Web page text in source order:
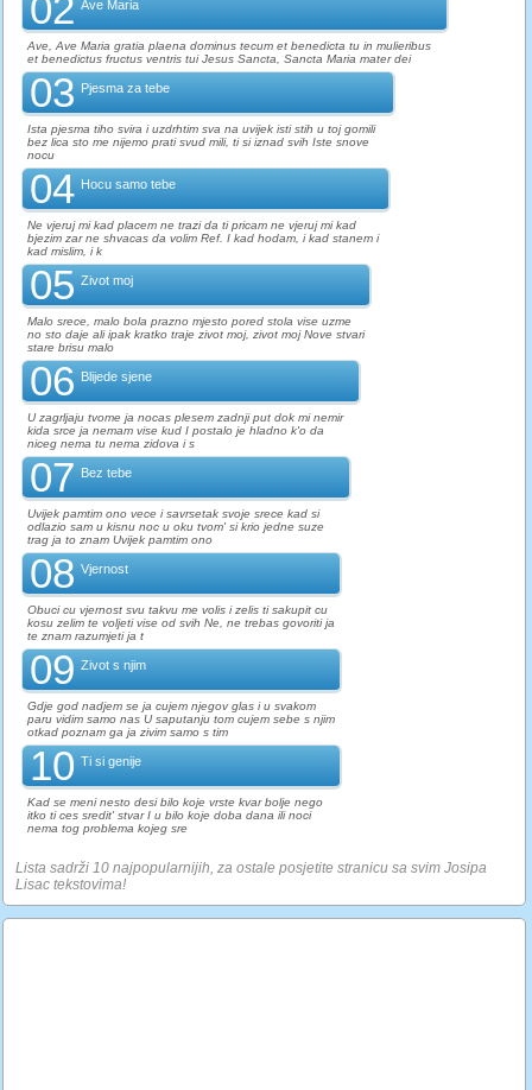
Ave Maria
Ave, Ave Maria gratia plaena dominus tecum et benedicta tu in mulieribus
et benedictus fructus ventris tui Jesus Sancta, Sancta Maria mater dei
03 Pjesma za tebe
Ista pjesma tiho svira i uzdrhtim sva na uvijek isti stih u toj gomili
bez lica sto me nijemo prati svud mili, ti si iznad svih Iste snove
nocu
04 Hocu samo tebe
Ne vjeruj mi kad placem ne trazi da ti pricam ne vjeruj mi kad
bjezim zar ne shvacas da volim Ref. I kad hodam, i kad stanem i
kad mislim, i k
05 Zivot moj
Malo srece, malo bola prazno mjesto pored stola vise uzme
no sto daje ali ipak kratko traje zivot moj, zivot moj Nove stvari
stare brisu malo
06 Blijede sjene
U zagrljaju tvome ja nocas plesem zadnji put dok mi nemir
kida srce ja nemam vise kud I postalo je hladno k'o da
niceg nema tu nema zidova i s
07 Bez tebe
Uvijek pamtim ono vece i savrsetak svoje srece kad si
odlazio sam u kisnu noc u oku tvom' si krio jedne suze
trag ja to znam Uvijek pamtim ono
08 Vjernost
Obuci cu vjernost svu takvu me volis i zelis ti sakupit cu
kosu zelim te voljeti vise od svih Ne, ne trebas govoriti ja
te znam razumjeti ja t
09 Zivot s njim
Gdje god nadjem se ja cujem njegov glas i u svakom
paru vidim samo nas U saputanju tom cujem sebe s njim
otkad poznam ga ja zivim samo s tim
10 Ti si genije
Kad se meni nesto desi bilo koje vrste kvar bolje nego
itko ti ces sredit' stvar I u bilo koje doba dana ili noci
nema tog problema kojeg sre
Lista sadrži 10 najpopularnijih, za ostale posjetite stranicu sa svim Josipa
Lisac tekstovima!